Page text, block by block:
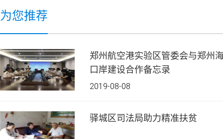
为您推荐
郑州航空港实验区管委会与郑州
口岸建设合作备忘录
2019-08-08
驿城区司法局助力精准扶贫